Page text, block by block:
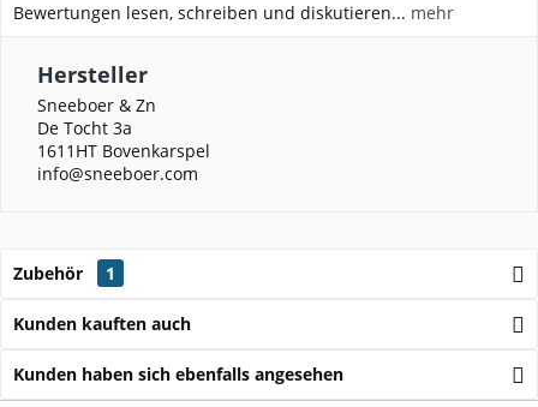
Bewertungen lesen, schreiben und diskutieren... mehr
Hersteller
Sneeboer & Zn
De Tocht 3a
1611HT Bovenkarspel
info@sneeboer.com
Zubehör 1
Kunden kauften auch
Kunden haben sich ebenfalls angesehen